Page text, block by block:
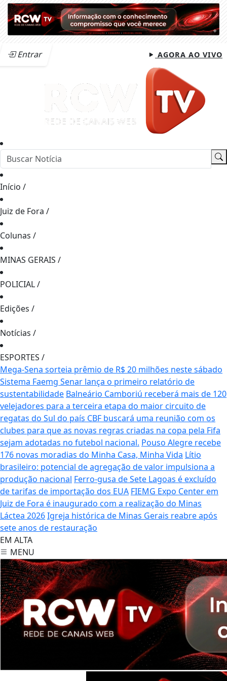
Entrar AGORA AO VIVO
Início /
Juiz de Fora /
Colunas /
MINAS GERAIS /
POLICIAL/
Edições /
Notícias /
ESPORTES /
Mega-Sena sorteia prêmio de R$ 20 milhões neste sábado
Sistema Faemg Senar lança o primeiro relatório de
sustentabilidade Balneário Camboriú receberá mais de 120
velejadores para a terceira etapa do maior circuito de
regatas do Sul do país CBF buscará uma reunião com os
clubes para que as novas regras criadas na copa pela Fifa
sejam adotadas no futebol nacional. Pouso Alegre recebe
176 novas moradias do Minha Casa, Minha Vida Lítio
brasileiro: potencial de agregação de valor impulsiona a
produção nacional Ferro-gusa de Sete Lagoas é excluído
de tarifas de importação dos EUA FIEMG Expo Center em
Juiz de Fora é inaugurado com a realização do Minas
Láctea 2026Igreja histórica de Minas Gerais reabre após
sete anos de restauração
EM ALTA
MENU